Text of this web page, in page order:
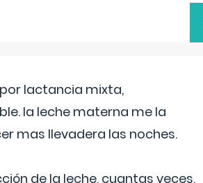
lactancia mixta,
la leche materna me la
mas llevadera las noches.
de la leche, cuantas veces,